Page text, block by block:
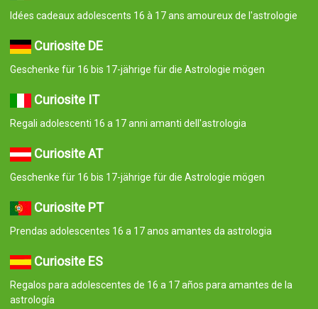
Idées cadeaux adolescents 16 à 17 ans amoureux de l'astrologie
Curiosite DE
Geschenke für 16 bis 17-jährige für die Astrologie mögen
Curiosite IT
Regali adolescenti 16 a 17 anni amanti dell'astrologia
Curiosite AT
Geschenke für 16 bis 17-jährige für die Astrologie mögen
Curiosite PT
Prendas adolescentes 16 a 17 anos amantes da astrologia
Curiosite ES
Regalos para adolescentes de 16 a 17 años para amantes de la
astrología